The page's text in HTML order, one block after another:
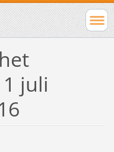
juli